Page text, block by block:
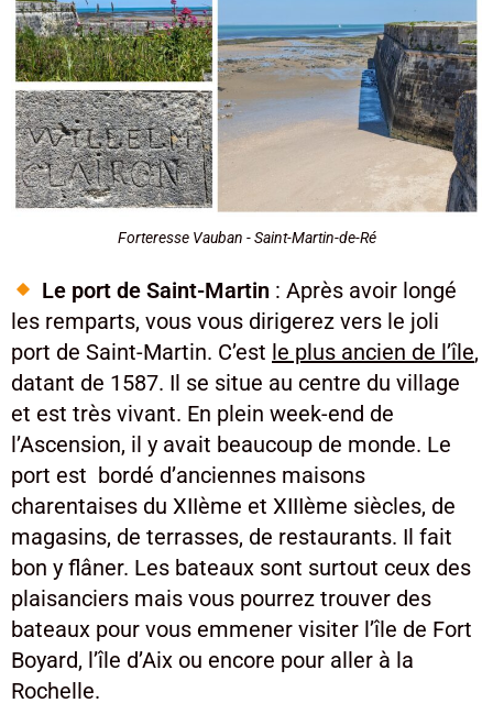
Forteresse Vauban - Saint-Martin-de-Ré
Le port de Saint-Martin : Après avoir longé
les remparts, vous vous dirigerez vers le joli
port de Saint-Martin. C’est le plus ancien de l’île,
datant de 1587. Il se situe au centre du village
et est très vivant. En plein week-end de
l’Ascension, il y avait beaucoup de monde. Le
port est bordé d’anciennes maisons
charentaises du XIIème et XIIIème siècles, de
magasins, de terrasses, de restaurants. Il fait
bon y flâner. Les bateaux sont surtout ceux des
plaisanciers mais vous pourrez trouver des
bateaux pour vous emmener visiter l’île de Fort
Boyard, l’île d’Aix ou encore pour aller à la
Rochelle.